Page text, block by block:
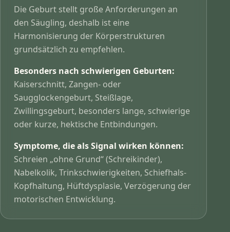
Die Geburt stellt große Anforderungen an
den Säugling, deshalb ist eine
Harmonisierung der Körperstrukturen
grundsätzlich zu empfehlen.
Besonders nach schwierigen Geburten:
Kaiserschnitt, Zangen- oder
Saugglockengeburt, Steißlage,
Zwillingsgeburt, besonders lange, schwierige
oder kurze, hektische Entbindungen.
Symptome, die als Signal wirken können:
Schreien „ohne Grund“ (Schreikinder),
Nabelkolik, Trinkschwierigkeiten, Schiefhals-
Kopfhaltung, Hüftdysplasie, Verzögerung der
motorischen Entwicklung.